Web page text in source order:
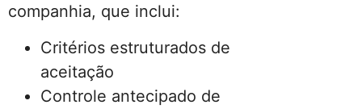
companhia, que inclui:
Critérios estruturados de
aceitação
Controle antecipado de